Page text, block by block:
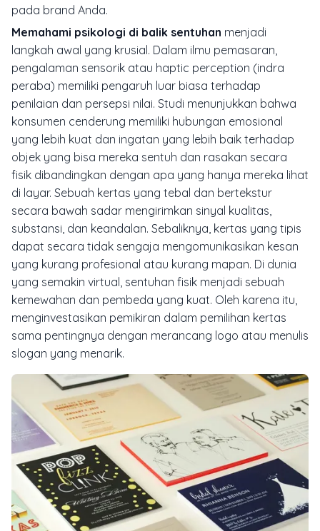
pada brand Anda.
Memahami psikologi di balik sentuhan menjadi
langkah awal yang krusial. Dalam ilmu pemasaran,
pengalaman sensorik atau haptic perception (indra
peraba) memiliki pengaruh luar biasa terhadap
penilaian dan persepsi nilai. Studi menunjukkan bahwa
konsumen cenderung memiliki hubungan emosional
yang lebih kuat dan ingatan yang lebih baik terhadap
objek yang bisa mereka sentuh dan rasakan secara
fisik dibandingkan dengan apa yang hanya mereka lihat
di layar. Sebuah kertas yang tebal dan bertekstur
secara bawah sadar mengirimkan sinyal kualitas,
substansi, dan keandalan. Sebaliknya, kertas yang tipis
dapat secara tidak sengaja mengomunikasikan kesan
yang kurang profesional atau kurang mapan. Di dunia
yang semakin virtual, sentuhan fisik menjadi sebuah
kemewahan dan pembeda yang kuat. Oleh karena itu,
menginvestasikan pemikiran dalam pemilihan kertas
sama pentingnya dengan merancang logo atau menulis
slogan yang menarik.